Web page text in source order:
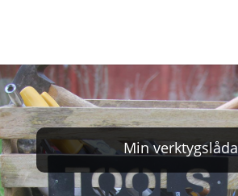
Min verktygslåda